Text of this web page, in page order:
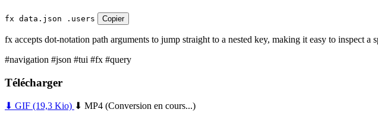
fx data.json .users Copier
fx accepts dot-notation path arguments to jump straight to a nested key, making it easy to inspect
#navigation #json #tui #fx #query
Télécharger
⬇ GIF (19,3 Kio) ⬇ MP4 (Conversion en cours...)